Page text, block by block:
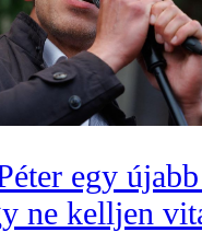
egy
ne kelljen